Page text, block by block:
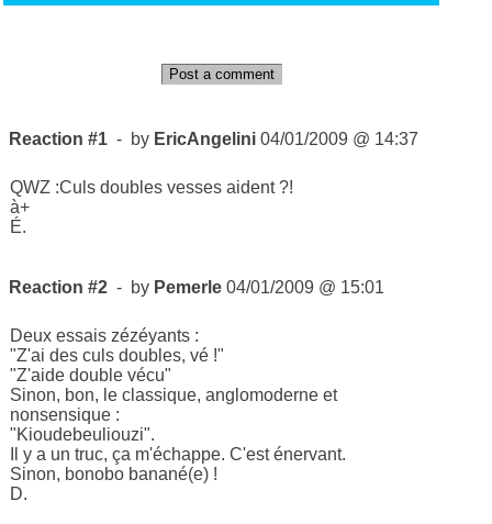
Post a comment
Reaction #1 - by EricAngelini 04/01/2009 @ 14:37
QWZ :Culs doubles vesses aident ?!
à+
É.
Reaction #2 - by Pemerle 04/01/2009 @ 15:01
Deux essais zézéyants :
"Z'ai des culs doubles, vé !"
"Z'aide double vécu"
Sinon, bon, le classique, anglomoderne et
nonsensique :
"Kioudebeuliouzi".
Il y a un truc, ça m'échappe. C'est énervant.
Sinon, bonobo banané(e) !
D.